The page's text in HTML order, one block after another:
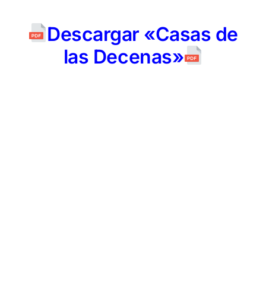
Descargar «Casas de
las Decenas»